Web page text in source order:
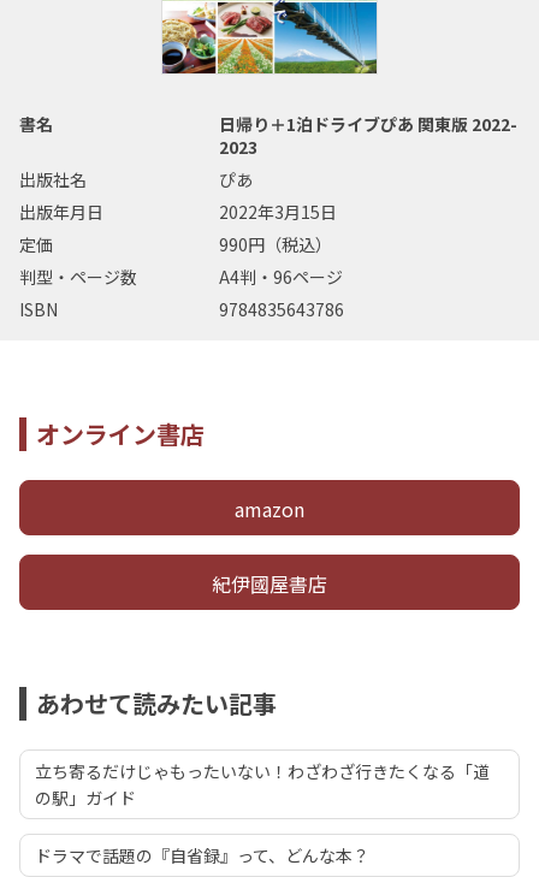
書名
日帰り＋1泊ドライブぴあ 関東版 2022-
2023
出版社名
ぴあ
出版年月日
2022年3月15日
定価
990円（税込）
判型・ページ数
A4判・96ページ
ISBN
9784835643786
オンライン書店
amazon
紀伊國屋書店
あわせて読みたい記事
立ち寄るだけじゃもったいない！わざわざ行きたくなる「道
の駅」ガイド
ドラマで話題の『自省録』って、どんな本？